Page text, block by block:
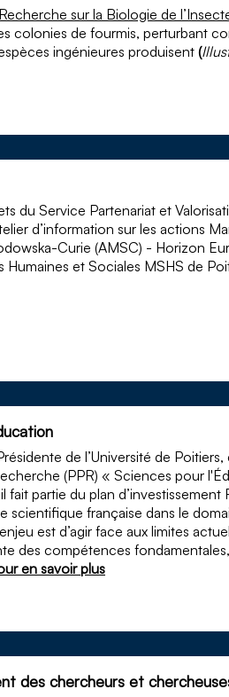
sur la Biologie de
colonies de fourmis, perturbant
ingénieures produisent(
du Service Partenariat et
d’information sur les actions
Curie (AMSC) - Horizon
Humaines et Sociales MSHS de
de l’Université de
(PPR) « Sciences pour
fait partie du plan
française dans le
est d’agir face aux limites
des compétences
en savoir plus
des chercheurs et